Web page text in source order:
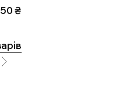
₴